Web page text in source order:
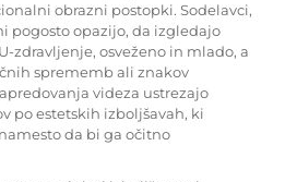
obrazni postopki. Sodelavci,
pogosto opazijo, da izgledajo
zdravljenje, osveženo in mlado, a
sprememb ali znakov
videza ustrezajo
po estetskih izboljšavah, ki
da bi ga očitno